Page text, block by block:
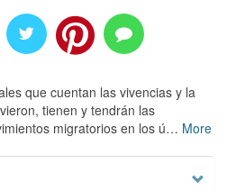
que cuentan las vivencias y la
tienen y tendrán las
migratorios en los ú… More